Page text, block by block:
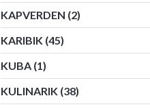
KAPVERDEN (2)
KARIBIK (45)
KUBA (1)
KULINARIK (38)